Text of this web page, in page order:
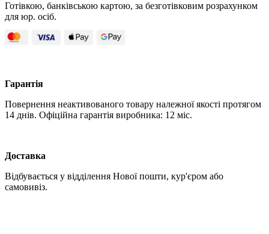
Готівкою, банківською картою, за безготівковим розрахунком
для юр. осіб.
Гарантія
Повернення неактивованого товару належної якості протягом
14 днів. Офіційна гарантія виробника: 12 міс.
Доставка
Відбувається у відділення Нової пошти, кур'єром або
самовивіз.